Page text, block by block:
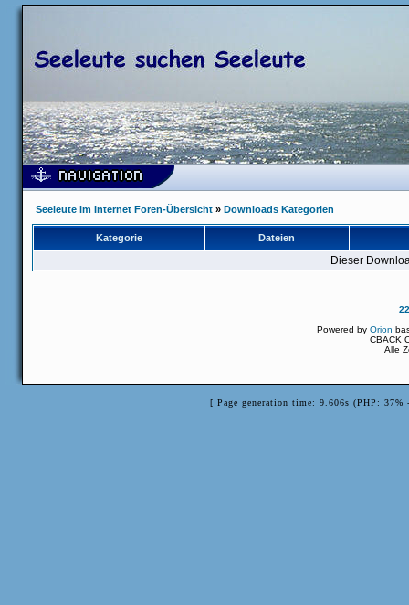
Seeleute im Internet Foren-Übersicht » Downloads Kategorien
Kategorie Dateien
Dieser
Powered byOrion
CBACK
Alle
[ Page generation time: 9.606s (PHP: